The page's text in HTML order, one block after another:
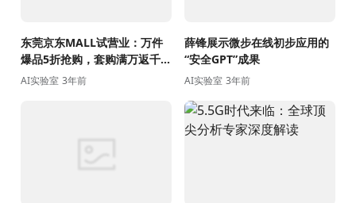
东莞京东MALL试营业：万件
爆品5折抢购，套购满万返千，
多重福利全城奉送！
AI实验室 3年前
薛锋展示微步在线初步应用的
“安全GPT”成果
AI实验室 3年前